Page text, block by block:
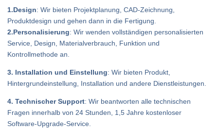
1.Design: Wir bieten Projektplanung, CAD-Zeichnung,
Produktdesign und gehen dann in die Fertigung.
2.Personalisierung: Wir wenden vollständigen personalisierten
Service, Design, Materialverbrauch, Funktion und
Kontrollmethode an.
3. Installation und Einstellung: Wir bieten Produkt,
Hintergrundeinstellung, Installation und andere Dienstleistungen.
4. Technischer Support: Wir beantworten alle technischen
Fragen innerhalb von 24 Stunden, 1,5 Jahre kostenloser
Software-Upgrade-Service.